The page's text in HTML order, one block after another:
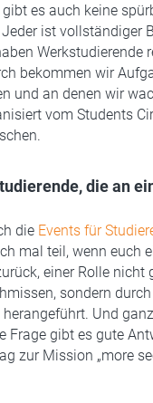
es auch keine
ist vollständiger
Werkstudierende
bekommen wir
und an denen wir
vom Students
die an
die Events für
mal teil, wenn euch
einer Rolle
sondern
Und
Frage gibt es gute
zur Mission „more